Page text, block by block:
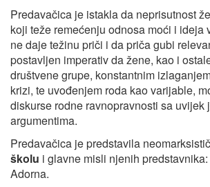
Predavačica je istakla da neprisutnost
koji teže remećenju odnosa moći i ideja
ne daje težinu priči i da priča gubi
postavljen imperativ da žene, kao i
društvene grupe, konstantnim
krizi, te uvođenjem roda kao varijable,
diskurse rodne ravnopravnosti sa uvijek
argumentima.
Predavačica je predstavila
školu i glavne misli njenih
Adorna.